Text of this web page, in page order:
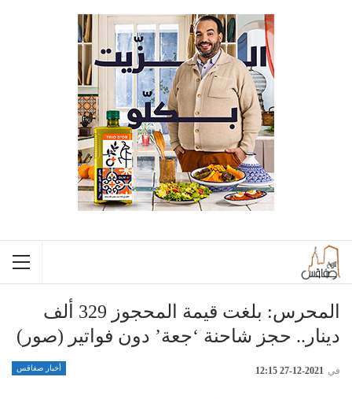
المحرس: بلغت قيمة المحجوز 329 ألف
دينار.. حجز شاحنة ‘جعة’ دون فواتير (صور)
أخبار صفاقس في 2021-12-27 12:15